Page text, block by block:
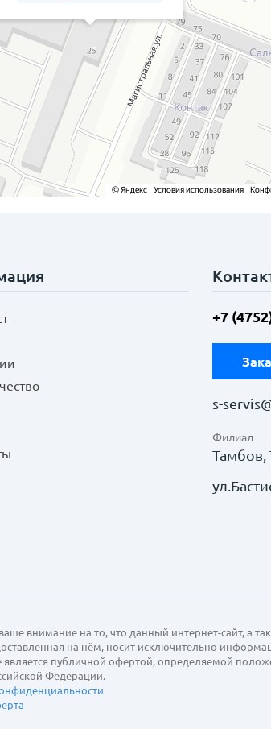
+7
s-
Филиал
Тамбов,
внимание на то, что данный интернет-сайт, а
на нём, носит исключительно
является публичной офертой, определяемой
Федерации.